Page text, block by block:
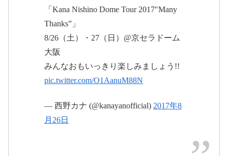
『Kana Nishino Dome Tour 2017 “Many Thanks”』
#ManyThanks
2017
年8月27日
pic.twitter.com/UNRPck80ze
2017年8
月27日
ツアー
#初日 #京セラドーム
#一個
前はカナやんのツイート
pic.twitter.com/NadH6vZuLU
「Kana Nishino Dome Tour 2017″Many
Thanks”」
8/26（土）・27（日）@京セラドーム
大阪
みんなおもいっきり楽しみましょう!!
pic.twitter.com/O1AanuM88N
— 西野カナ (@kanayanofficial) 2017年8
月26日